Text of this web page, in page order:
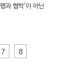
과 협박’이 아닌
7 8